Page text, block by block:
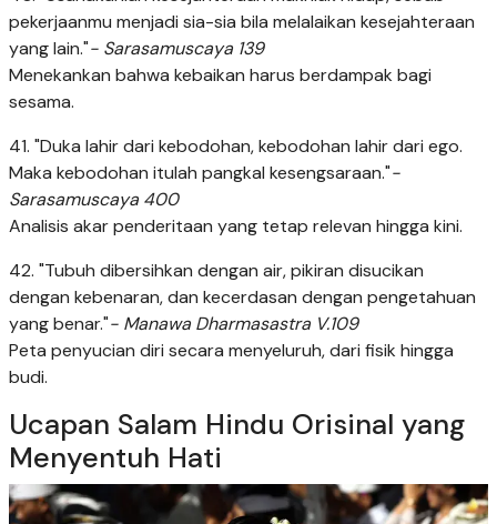
pekerjaanmu menjadi sia-sia bila melalaikan kesejahteraan
yang lain."- Sarasamuscaya 139
Menekankan bahwa kebaikan harus berdampak bagi
sesama.
41. "Duka lahir dari kebodohan, kebodohan lahir dari ego.
Maka kebodohan itulah pangkal kesengsaraan."-
Sarasamuscaya 400
Analisis akar penderitaan yang tetap relevan hingga kini.
42. "Tubuh dibersihkan dengan air, pikiran disucikan
dengan kebenaran, dan kecerdasan dengan pengetahuan
yang benar."- Manawa Dharmasastra V.109
Peta penyucian diri secara menyeluruh, dari fisik hingga
budi.
Ucapan Salam Hindu Orisinal yang
Menyentuh Hati